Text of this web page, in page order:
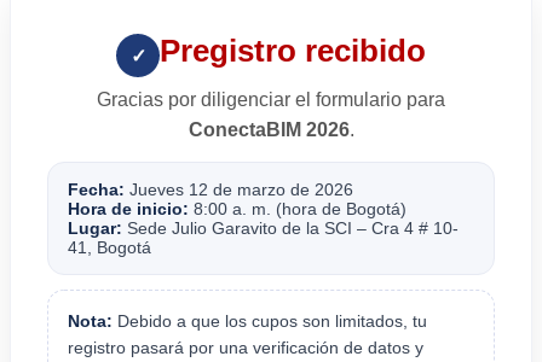
✓ Pregistro recibido
Gracias por diligenciar el formulario para
ConectaBIM 2026.
Fecha: Jueves 12 de marzo de 2026
Hora de inicio: 8:00 a. m. (hora de Bogotá)
Lugar: Sede Julio Garavito de la SCI – Cra 4 # 10-
41, Bogotá
Nota: Debido a que los cupos son limitados, tu
registro pasará por una verificación de datos y